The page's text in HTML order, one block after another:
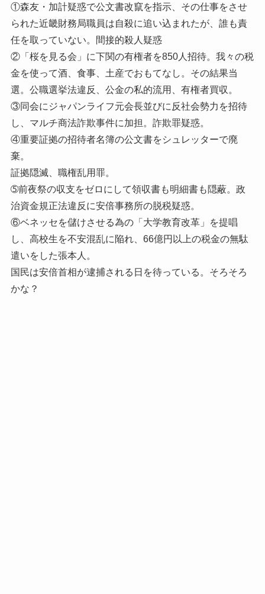
①森友・加計疑惑で公文書改竄を指示、その仕事をさせ
られた近畿財務局職員は自殺に追い込まれたが、誰も責
任を取っていない。間接的殺人疑惑
②「桜を見る会」に下関の有権者を850人招待。我々の税
金を使って酒、食事、土産でおもてなし。その結果当
選。公職選挙法違反、公金の私的流用、有権者買収。
③同会にジャパンライフ元会長並びに反社会勢力を招待
し、マルチ商法詐欺事件に加担。詐欺罪疑惑。
④重要証拠の招待者名簿の公文書をシュレッターで廃
棄。
証拠隠滅、職権乱用罪。
➄前夜祭の収支をゼロにして領収書も明細書も隠蔽。政
治資金規正法違反に安倍事務所の脱税疑惑。
⑥ベネッセを儲けさせる為の「大学教育改革」を提唱
し、高校生を不安混乱に陥れ、66億円以上の税金の無駄
遣いをした張本人。
国民は安倍首相が逮捕される日を待っている。そろそろ
かな？